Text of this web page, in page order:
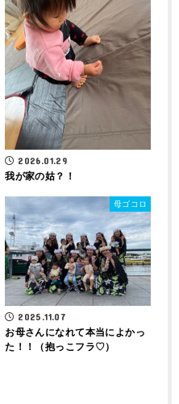
2026.01.29
我が家の姑？！
母ゴコロ
2025.11.07
お母さんになれて本当によかっ
た！！（抱っこフラ♡）